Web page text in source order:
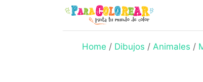
Home / Dibujos / Animales /